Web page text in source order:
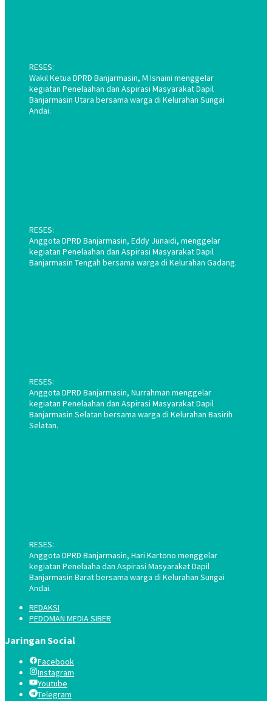
RESES:
Wakil Ketua DPRD Banjarmasin, M Isnaini menggelar
kegiatan Penelaahan dan Aspirasi Masyarakat Dapil
Banjarmasin Utara bersama warga di Kelurahan Sungai
Andai.
RESES:
Anggota DPRD Banjarmasin, Eddy Junaidi, menggelar
kegiatan Penelaahan dan Aspirasi Masyarakat Dapil
Banjarmasin Tengah bersama warga di Kelurahan Gadang.
RESES:
Anggota DPRD Banjarmasin, Nurrahman menggelar
kegiatan Penelaahan dan Aspirasi Masyarakat Dapil
Banjarmasin Selatan bersama warga di Kelurahan Basirih
Selatan.
RESES:
Anggota DPRD Banjarmasin, Hari Kartono menggelar
kegiatan Penelaaha dan Aspirasi Masyarakat Dapil
Banjarmasin Barat bersama warga di Kelurahan Sungai
Andai.
REDAKSI
PEDOMAN MEDIA SIBER
Jaringan Social
Facebook
Instagram
Youtube
Telegram